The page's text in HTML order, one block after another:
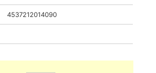
4537212014090